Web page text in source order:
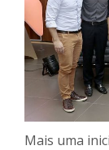
Mais uma